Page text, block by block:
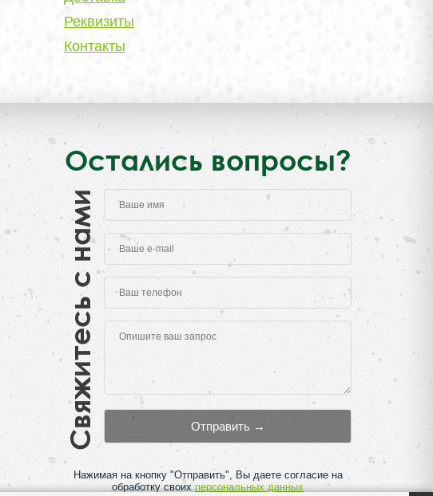
Реквизиты
Контакты
Остались вопросы?
Свяжитесь с нами
Нажимая на кнопку "Отправить", Вы даете согласие на
обработку своихперсональных данных